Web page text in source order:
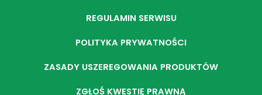
REGULAMIN SERWISU
POLITYKA PRYWATNOŚCI
ZASADY USZEREGOWANIA PRODUKTÓW
ZGŁOŚ KWESTIĘ PRAWNĄ